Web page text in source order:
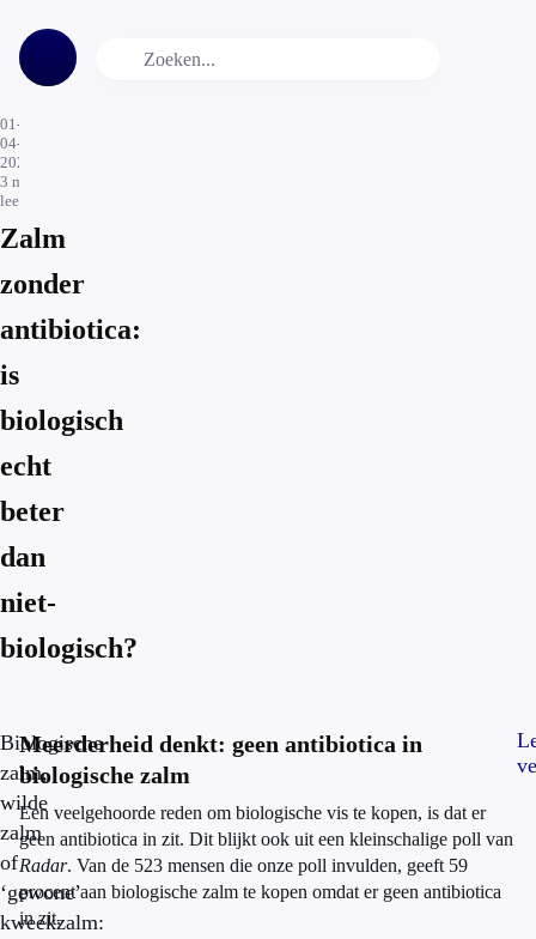
01-
04-
2024
3 min.
leestijd
Zalm
zonder
antibiotica:
is
biologisch
echt
beter
dan
niet-
biologisch?
Biologische
zalm,
wilde
zalm
of
‘gewone’
kweekzalm:
Meerderheid denkt: geen antibiotica in
biologische zalm
Een veelgehoorde reden om biologische vis te kopen, is dat er
geen antibiotica in zit. Dit blijkt ook uit een kleinschalige poll van
Radar. Van de 523 mensen die onze poll invulden, geeft 59
procent aan biologische zalm te kopen omdat er geen antibiotica
in zit.